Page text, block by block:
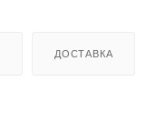
ДОСТАВКА